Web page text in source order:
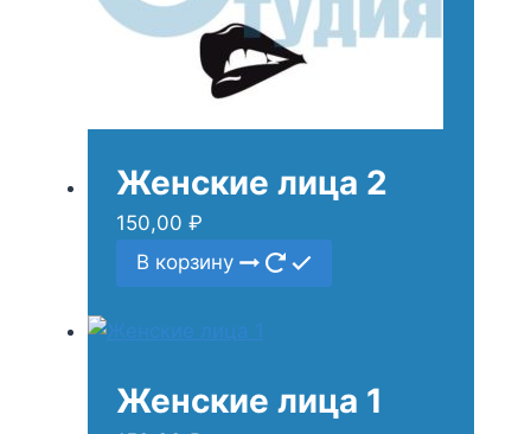
Женские лица 2
150,00 ₽
В корзину
Женские лица 1